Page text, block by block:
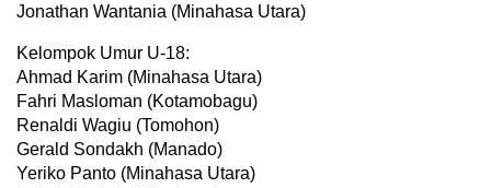
Jonathan Wantania (Minahasa Utara)
Kelompok Umur U-18:
Ahmad Karim (Minahasa Utara)
Fahri Masloman (Kotamobagu)
Renaldi Wagiu (Tomohon)
Gerald Sondakh (Manado)
Yeriko Panto (Minahasa Utara)